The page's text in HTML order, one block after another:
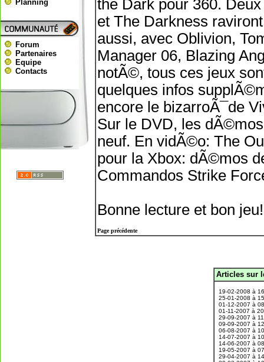
Planning
Forum
Partenaires
Equipe
Contacts
the Dark pour 360.
et The Darkness
aussi, avec Oblivion,
Manager 06, Blazing
notÃ©, tous ces jeux
quelques infos
encore le bizarroÃ¯de
Sur le DVD, les
neuf. En vidÃ©o: The
pour la Xbox: dÃ©mos
Commandos Strike
Bonne lecture et bon jeu!
Page précédente
Articles sur
19-02-2008 à
25-01-2008 à
01-12-2007 à
01-11-2007 à
29-09-2007 à
09-09-2007 à
06-08-2007 à
14-07-2007 à
14-06-2007 à
19-05-2007 à
29-04-2007 à